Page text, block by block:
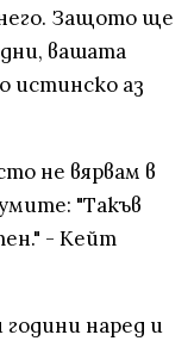
Защото ще
вашата
истинско аз
не вярвам в
"Такъв
- Кейт
години наред и